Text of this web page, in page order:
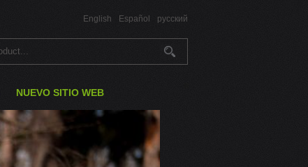
English Español русский
NUEVO SITIO WEB